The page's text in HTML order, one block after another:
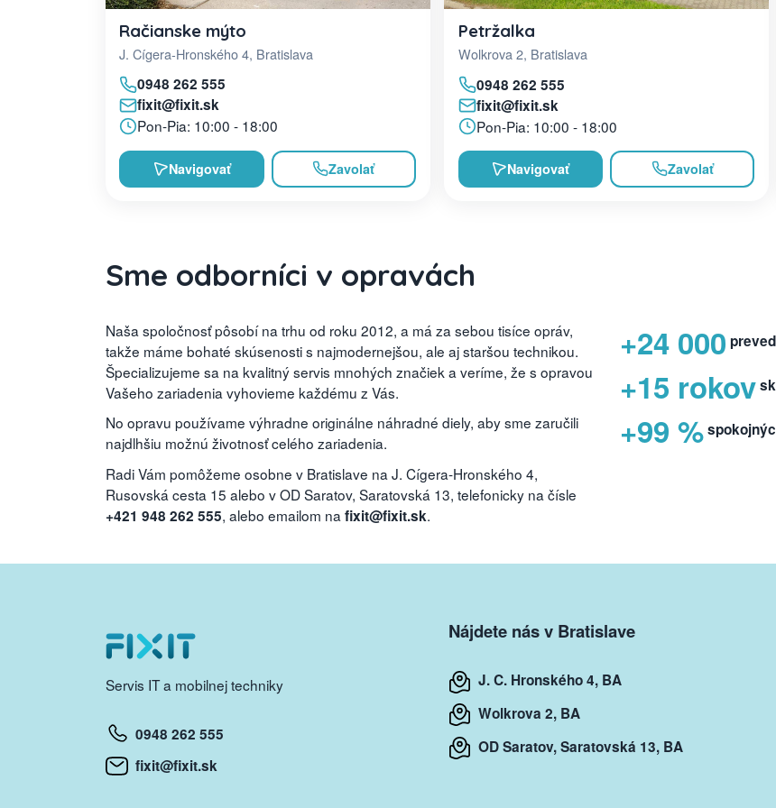
Račianske mýto
J. Cígera-Hronského 4, Bratislava
0948 262 555
fixit@fixit.sk
Pon-Pia: 10:00 - 18:00
Navigovať Zavolať
Petržalka
Wolkrova 2, Bratislava
0948 262 555
fixit@fixit.sk
Pon-Pia: 10:00 - 18:00
Navigovať Zavolať
Sme odborníci v opravách
Naša spoločnosť pôsobí na trhu od roku 2012, a má za sebou tisíce opráv,
takže máme bohaté skúsenosti s najmodernejšou, ale aj staršou technikou.
Špecializujeme sa na kvalitný servis mnohých značiek a veríme, že s opravou
Vašeho zariadenia vyhovieme každému z Vás.
No opravu používame výhradne originálne náhradné diely, aby sme zaručili
najdlhšiu možnú životnosť celého zariadenia.
Radi Vám pomôžeme osobne v Bratislave na J. Cígera-Hronského 4,
Rusovská cesta 15 alebo v OD Saratov, Saratovská 13, telefonicky na čísle
+421 948 262 555, alebo emailom na fixit@fixit.sk.
+24 000
+15 rokov
+99 %
Servis IT a mobilnej techniky
0948 262 555
fixit@fixit.sk
Nájdete nás v Bratislave
J. C. Hronského 4, BA
Wolkrova 2, BA
OD Saratov, Saratovská 13, BA